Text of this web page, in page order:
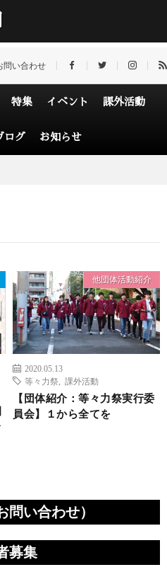
問い合わせ
特集 イベント 課外活動
ログ お知らせ
他団体活動紹介
2020.05.13
等々力祭
課外活動
【団体紹介：等々力祭実行委
員会】１から全てを
問い合わせ）
募集